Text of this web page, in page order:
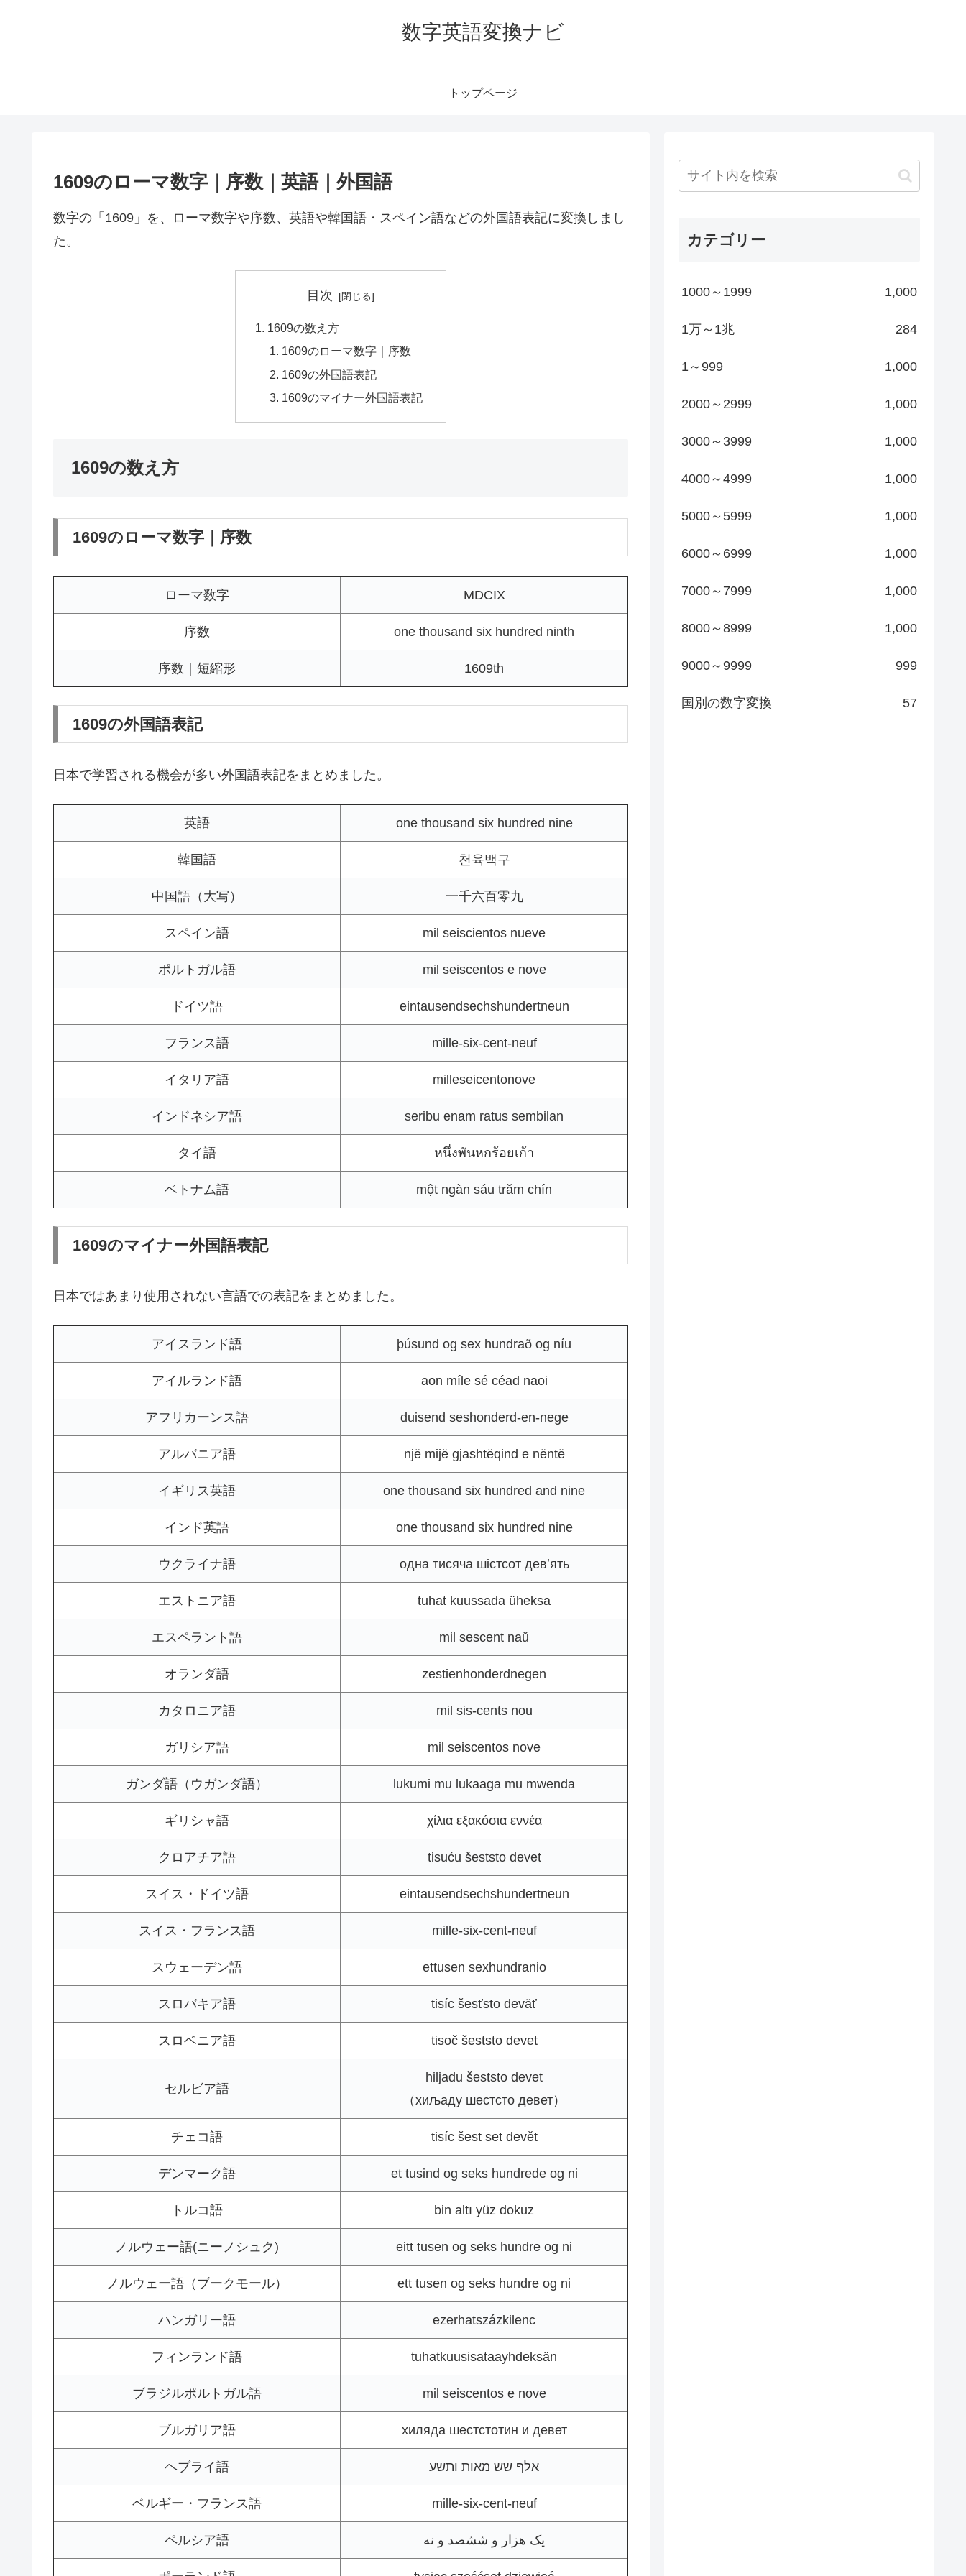
数字英語変換ナビ
トップページ
1609のローマ数字｜序数｜英語｜外国語
数字の「1609」を、ローマ数字や序数、英語や韓国語・スペイン語などの外国語表記に変換しまし
た。
目次
1609の数え方
1609のローマ数字｜序数
1609の外国語表記
1609のマイナー外国語表記
1609の数え方
1609のローマ数字｜序数
ローマ数字 MDCIX
序数 one thousand six hundred ninth
序数｜短縮形 1609th
1609の外国語表記
日本で学習される機会が多い外国語表記をまとめました。
英語 one thousand six hundred nine
韓国語 천육백구
中国語（大写） 一千六百零九
スペイン語 mil seiscientos nueve
ポルトガル語 mil seiscentos e nove
ドイツ語 eintausendsechshundertneun
フランス語 mille-six-cent-neuf
イタリア語 milleseicentonove
インドネシア語 seribu enam ratus sembilan
タイ語 หนึ่งพันหกร้อยเก้า
ベトナム語 một ngàn sáu trăm chín
1609のマイナー外国語表記
日本ではあまり使用されない言語での表記をまとめました。
アイスランド語 þúsund og sex hundrað og níu
アイルランド語 aon míle sé céad naoi
アフリカーンス語 duisend seshonderd-en-nege
アルバニア語 një mijë gjashtëqind e nëntë
イギリス英語 one thousand six hundred and nine
インド英語 one thousand six hundred nine
ウクライナ語 одна тисяча шістсот девʼять
エストニア語 tuhat kuussada üheksa
エスペラント語 mil sescent naŭ
オランダ語 zestienhonderdnegen
カタロニア語 mil sis-cents nou
ガリシア語 mil seiscentos nove
ガンダ語（ウガンダ語） lukumi mu lukaaga mu mwenda
ギリシャ語 χίλια εξακόσια εννέα
クロアチア語 tisuću šeststo devet
スイス・ドイツ語 eintausendsechshundertneun
スイス・フランス語 mille-six-cent-neuf
スウェーデン語 ettusen sexhundranio
スロバキア語 tisíc šesťsto deväť
スロベニア語 tisoč šeststo devet
セルビア語
hiljadu šeststo devet
（хиљаду шестсто девет）
チェコ語 tisíc šest set devět
デンマーク語 et tusind og seks hundrede og ni
トルコ語 bin altı yüz dokuz
ノルウェー語(ニーノシュク) eitt tusen og seks hundre og ni
ノルウェー語（ブークモール） ett tusen og seks hundre og ni
ハンガリー語 ezerhatszázkilenc
フィンランド語 tuhatkuusisataayhdeksän
ブラジルポルトガル語 mil seiscentos e nove
ブルガリア語 хиляда шестстотин и девет
ヘブライ語 אלף שש מאות ותשע
ベルギー・フランス語 mille-six-cent-neuf
ペルシア語 یک هزار و ششصد و نه
カテゴリー
1000～1999 1,000
1万～1兆 284
1～999 1,000
2000～2999 1,000
3000～3999 1,000
4000～4999 1,000
5000～5999 1,000
6000～6999 1,000
7000～7999 1,000
8000～8999 1,000
9000～9999 999
国別の数字変換 57